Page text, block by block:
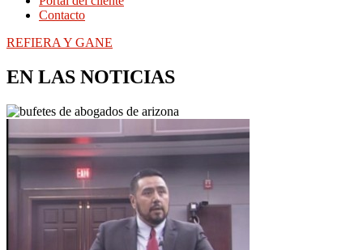
Contacto
REFIERA Y GANE
EN LAS NOTICIAS